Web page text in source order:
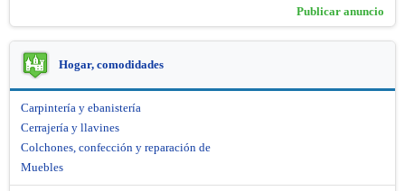
Publicar anuncio
Hogar, comodidades
Carpintería y ebanistería
Cerrajería y llavines
Colchones, confección y reparación de
Muebles